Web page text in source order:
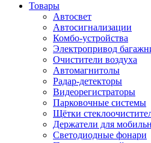
Товары
Автосвет
Автосигнализации
Комбо-устройства
Электропривод
Очистители воздуха
Автомагнитолы
Радар-детекторы
Видеорегистраторы
Парковочные системы
Щётки
Держатели для
Светодиодные фонари